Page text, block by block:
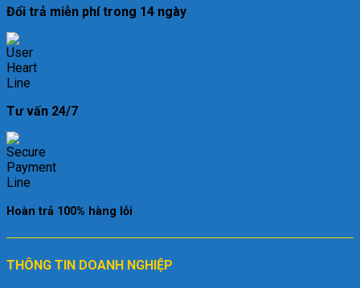
Đổi trả miễn phí trong 14 ngày
Tư vấn 24/7
Hoàn trả 100% hàng lỗi
THÔNG TIN DOANH NGHIỆP